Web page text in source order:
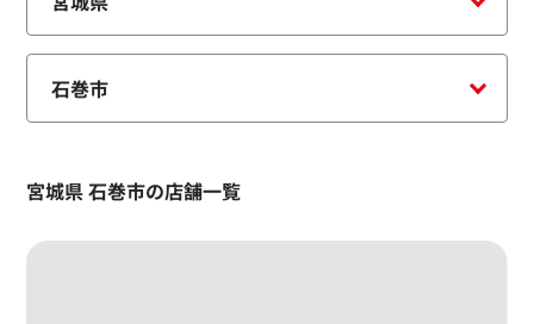
宮城県 石巻市の店舗一覧